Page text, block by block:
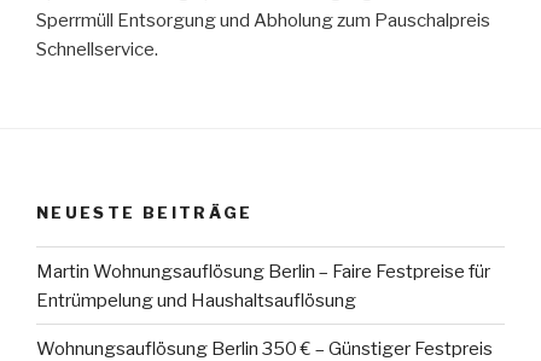
Sperrmüll Entsorgung und Abholung zum Pauschalpreis
Schnellservice.
NEUESTE BEITRÄGE
Martin Wohnungsauflösung Berlin – Faire Festpreise für
Entrümpelung und Haushaltsauflösung
Wohnungsauflösung Berlin 350 € – Günstiger Festpreis